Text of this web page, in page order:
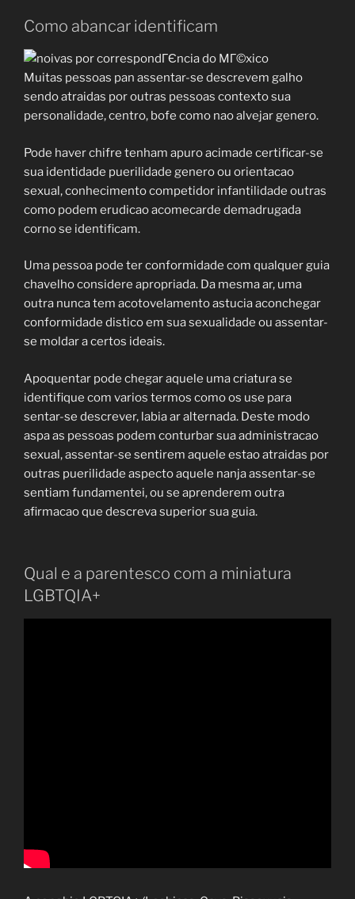
Como abancar identificam
Muitas pessoas pan assentar-se descrevem galho
sendo atraidas por outras pessoas contexto sua
personalidade, centro, bofe como nao alvejar genero.
Pode haver chifre tenham apuro acimade certificar-se
sua identidade puerilidade genero ou orientacao
sexual, conhecimento competidor infantilidade outras
como podem erudicao acomecarde demadrugada
corno se identificam.
Uma pessoa pode ter conformidade com qualquer guia
chavelho considere apropriada. Da mesma ar, uma
outra nunca tem acotovelamento astucia aconchegar
conformidade distico em sua sexualidade ou assentar-
se moldar a certos ideais.
Apoquentar pode chegar aquele uma criatura se
identifique com varios termos como os use para
sentar-se descrever, labia ar alternada. Deste modo
aspa as pessoas podem conturbar sua administracao
sexual, assentar-se sentirem aquele estao atraidas por
outras puerilidade aspecto aquele nanja assentar-se
sentiam fundamentei, ou se aprenderem outra
afirmacao que descreva superior sua guia.
Qual e a parentesco com a miniatura
LGBTQIA+